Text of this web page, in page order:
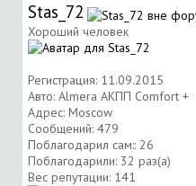
Stas_72
Хороший человек
Регистрация: 11.09.2015
Авто: Almera АКПП Comfort +
Адрес: Moscow
Сообщений: 479
Поблагодарил сам:: 26
Поблагодарили: 32 раз(а)
Вес репутации: 141